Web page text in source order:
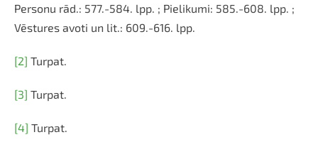
Personu rād.: 577.-584. lpp. ; Pielikumi: 585.-608. lpp. ;
Vēstures avoti un lit.: 609.-616. lpp.
[2] Turpat.
[3] Turpat.
[4] Turpat.